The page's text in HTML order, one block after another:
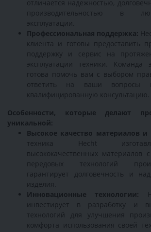
отличается надежностью,
производительностью в
эксплуатации.
Профессиональная поддержка:
клиента и готовы предоставить
поддержку и сервис на
эксплуатации техники. Команда
готова помочь вам с выбором
ответить на ваши вопросы и
квалифицированную консультацию.
Особенности, которые делают
уникальной:
Высокое качество материалов и
техника Hecht
высококачественных материалов
передовых технологий
гарантирует долговечность и
изделия.
Инновационные технологии:
инвестирует в разработку и
технологий для улучшения
комфорта использования своей